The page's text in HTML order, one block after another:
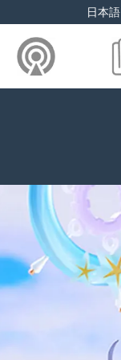
日本語